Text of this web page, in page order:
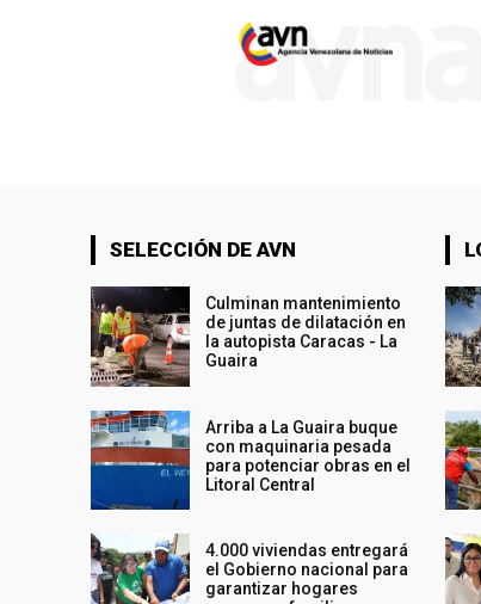
SELECCIÓN DE AVN
Culminan mantenimiento
de juntas de dilatación en
la autopista Caracas - La
Guaira
Arriba a La Guaira buque
con maquinaria pesada
para potenciar obras en el
Litoral Central
4.000 viviendas entregará
el Gobierno nacional para
garantizar hogares